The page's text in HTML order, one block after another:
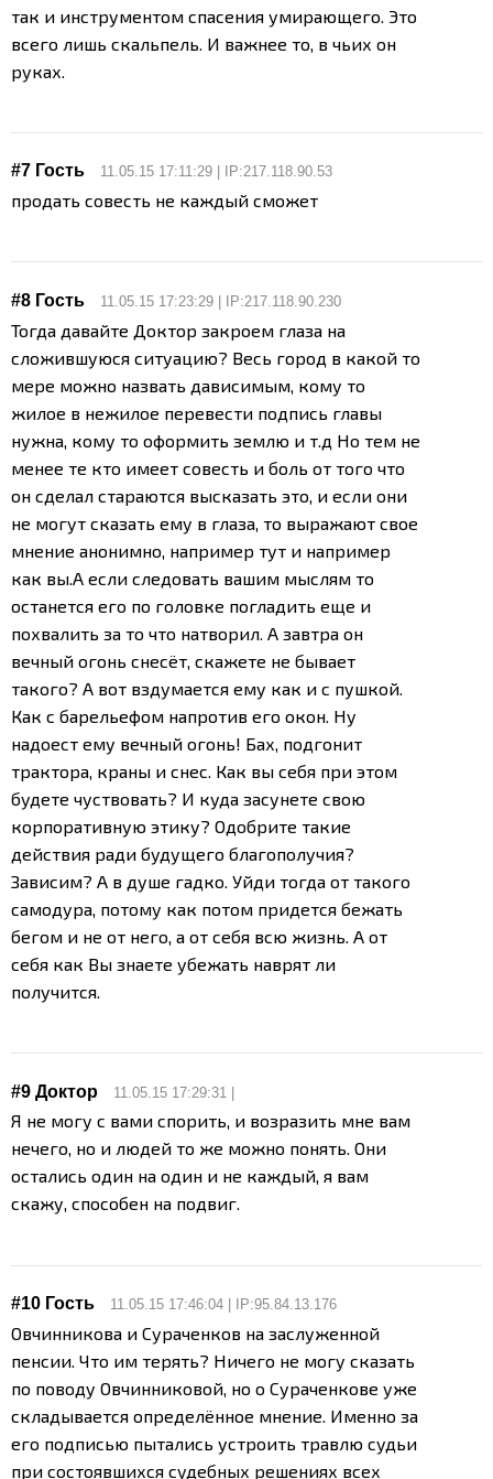
так и инструментом спасения умирающего. Это
всего лишь скальпель. И важнее то, в чьих он
руках.
#7 Гость 11.05.15 17:11:29 | IP:217.118.90.53
продать совесть не каждый сможет
#8 Гость 11.05.15 17:23:29 | IP:217.118.90.230
Тогда давайте Доктор закроем глаза на
сложившуюся ситуацию? Весь город в какой то
мере можно назвать дависимым, кому то
жилое в нежилое перевести подпись главы
нужна, кому то оформить землю и т.д Но тем не
менее те кто имеет совесть и боль от того что
он сделал стараются высказать это, и если они
не могут сказать ему в глаза, то выражают свое
мнение анонимно, например тут и например
как вы.А если следовать вашим мыслям то
останется его по головке погладить еще и
похвалить за то что натворил. А завтра он
вечный огонь снесёт, скажете не бывает
такого? А вот вздумается ему как и с пушкой.
Как с барельефом напротив его окон. Ну
надоест ему вечный огонь! Бах, подгонит
трактора, краны и снес. Как вы себя при этом
будете чуствовать? И куда засунете свою
корпоративную этику? Одобрите такие
действия ради будущего благополучия?
Зависим? А в душе гадко. Уйди тогда от такого
самодура, потому как потом придется бежать
бегом и не от него, а от себя всю жизнь. А от
себя как Вы знаете убежать наврят ли
получится.
#9 Доктор 11.05.15 17:29:31 |
Я не могу с вами спорить, и возразить мне вам
нечего, но и людей то же можно понять. Они
остались один на один и не каждый, я вам
скажу, способен на подвиг.
#10 Гость 11.05.15 17:46:04 | IP:95.84.13.176
Овчинникова и Сураченков на заслуженной
пенсии. Что им терять? Ничего не могу сказать
по поводу Овчинниковой, но о Сураченкове уже
складывается определённое мнение. Именно за
его подписью пытались устроить травлю судьи
при состоявшихся судебных решениях всех